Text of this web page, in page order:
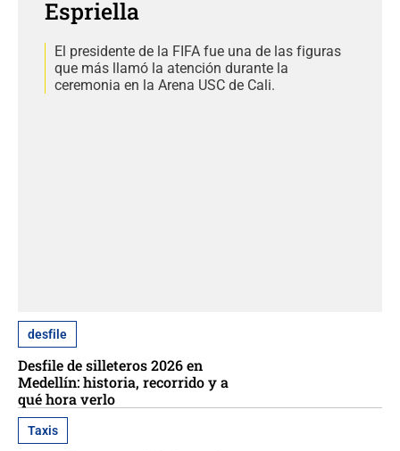
Espriella
El presidente de la FIFA fue una de las figuras
que más llamó la atención durante la
ceremonia en la Arena USC de Cali.
desfile
Desfile de silleteros 2026 en
Medellín: historia, recorrido y a
qué hora verlo
Taxis